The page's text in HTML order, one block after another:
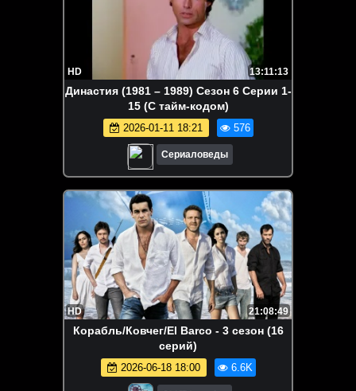
HD 13:11:13
Династия (1981 – 1989) Сезон 6 Серии 1-
15 (С тайм-кодом)
2026-01-11 18:21 576
Сериаловеды
HD 21:08:49
Корабль/Ковчег/El Barco - 3 сезон (16
серий)
2026-06-18 18:00 6.6K